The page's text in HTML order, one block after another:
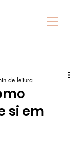
si em
de leitura